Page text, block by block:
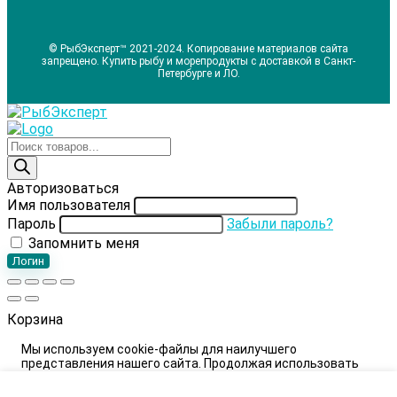
© РыбЭксперт™ 2021-2024. Копирование материалов сайта
запрещено. Купить рыбу и морепродукты с доставкой в Санкт-
Петербурге и ЛО.
Поиск
товаров
Авторизоваться
Имя пользователя
Пароль
Забыли пароль?
Запомнить меня
Логин
Корзина
Мы используем cookie-файлы для наилучшего
представления нашего сайта. Продолжая использовать